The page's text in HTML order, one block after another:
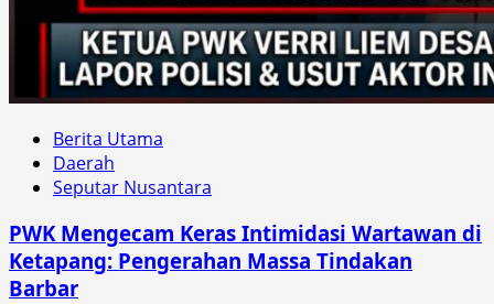
Berita Utama
Daerah
Seputar Nusantara
PWK Mengecam Keras Intimidasi Wartawan di
Ketapang: Pengerahan Massa Tindakan
Barbar